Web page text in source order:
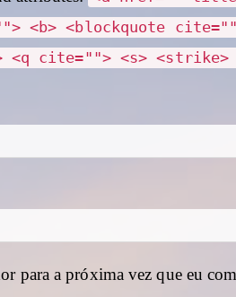
<b> <blockquote
<q cite=""> <s> <strike>
para a próxima vez que eu